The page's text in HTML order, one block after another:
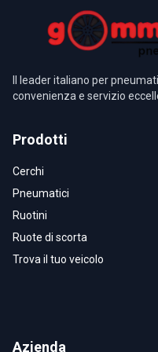
Il leader italiano per
convenienza e servizio
Prodotti
Cerchi
Pneumatici
Ruotini
Ruote di scorta
Trova il tuo veicolo
Azienda